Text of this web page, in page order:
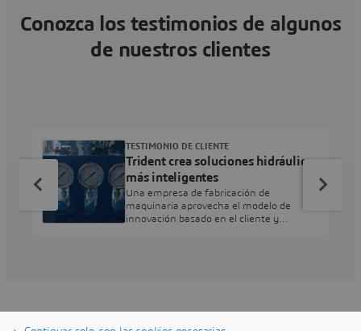
Conozca los testimonios de algunos
de nuestros clientes
Trident crea soluciones hidráulicas
más inteligentes
Una empresa de fabricación de
maquinaria aprovecha el modelo de
innovación basado en el cliente y
TESTIMONIO DE CLIENTE